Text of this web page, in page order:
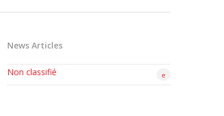
News Articles
Non classifié e